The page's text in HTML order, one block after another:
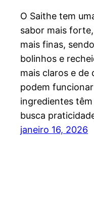
O Saithe tem
sabor mais
mais finas,
bolinhos e
mais claros e de
podem
ingredientes
busca
janeiro 16, 2026